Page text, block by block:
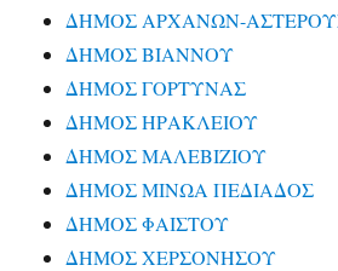
ΔΗΜΟΣ ΑΡΧΑΝΩΝ-
ΔΗΜΟΣ ΒΙΑΝΝΟΥ
ΔΗΜΟΣ ΓΟΡΤΥΝΑΣ
ΔΗΜΟΣ ΗΡΑΚΛΕΙΟΥ
ΔΗΜΟΣ ΜΑΛΕΒΙΖΙΟΥ
ΔΗΜΟΣ ΜΙΝΩΑ ΠΕΔΙΑΔΟΣ
ΔΗΜΟΣ ΦΑΙΣΤΟΥ
ΔΗΜΟΣ ΧΕΡΣΟΝΗΣΟΥ